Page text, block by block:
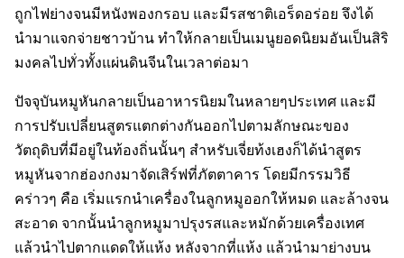
ถูกไฟย่างจนมีหนังพองกรอบ และมีรสชาติเอร็ดอร่อย จึงได้
นำมาแจกจ่ายชาวบ้าน ทำให้กลายเป็นเมนูยอดนิยมอันเป็นสิริ
มงคลไปทั่วทั้งแผ่นดินจีนในเวลาต่อมา
ปัจจุบันหมูหันกลายเป็นอาหารนิยมในหลายๆประเทศ และมี
การปรับเปลี่ยนสูตรแตกต่างกันออกไปตามลักษณะของ
วัตถุดิบที่มีอยู่ในท้องถิ่นนั้นๆ สำหรับเจี่ยท้งเฮงก็ได้นำสูตร
หมูหันจากฮ่องกงมาจัดเสิร์ฟที่ภัตตาคาร โดยมีกรรมวิธี
คร่าวๆ คือ เริ่มแรกนำเครื่องในลูกหมูออกให้หมด และล้างจน
สะอาด จากนั้นนำลูกหมูมาปรุงรสและหมักด้วยเครื่องเทศ
แล้วนำไปตากแดดให้แห้ง หลังจากที่แห้ง แล้วนำมาย่างบน